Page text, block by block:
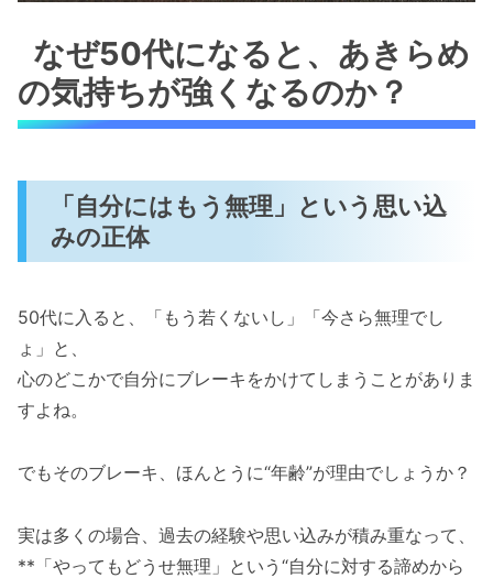
なぜ50代になると、あきらめ
の気持ちが強くなるのか？
「自分にはもう無理」という思い込
みの正体
50代に入ると、「もう若くないし」「今さら無理でし
ょ」と、
心のどこかで自分にブレーキをかけてしまうことがありま
すよね。
でもそのブレーキ、ほんとうに“年齢”が理由でしょうか？
実は多くの場合、過去の経験や思い込みが積み重なって、
**「やってもどうせ無理」という“自分に対する諦めから